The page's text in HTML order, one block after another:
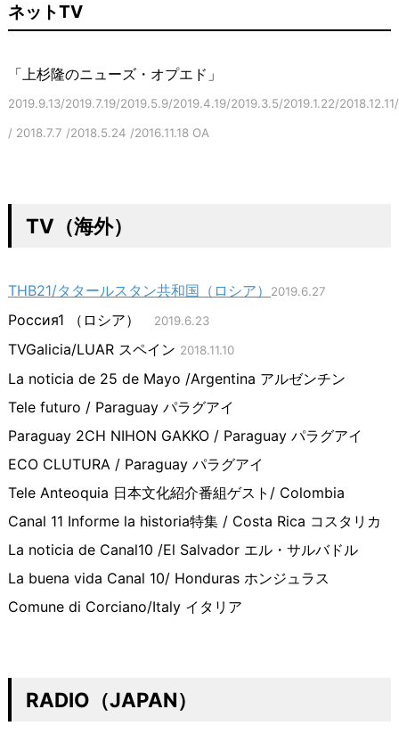
ネットTV
「上杉隆のニューズ・オプエド」
2019.9.13/2019.7.19/2019.5.9/2019.4.19/2019.3.5/2019.1.22/
/ 2018.7.7 /2018.5.24 /2016.11.18 OA
TV（海外）
THB21/タタールスタン共和国（ロシア） 2019.6.27
Россия1 （ロシア） 2019.6.23
TVGalicia/LUAR スペイン 2018.11.10
La noticia de 25 de Mayo /Argentina アルゼンチン
Tele futuro / Paraguay パラグアイ
Paraguay 2CH NIHON GAKKO / Paraguay パラグアイ
ECO CLUTURA / Paraguay パラグアイ
Tele Anteoquia 日本文化紹介番組ゲスト/ Colombia
Canal 11 Informe la historia特集 / Costa Rica コスタリカ
La noticia de Canal10 /El Salvador エル・サルバドル
La buena vida Canal 10/ Honduras ホンジュラス
Comune di Corciano/Italy イタリア
RADIO（JAPAN）